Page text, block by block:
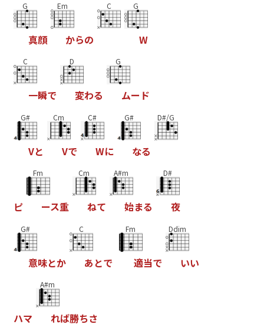
G
真顔
Em
からの
C G
W
C
一瞬で
D
変わる
G
ムー ド
G#
Vと
Cm
Vで
C#
Wに
G#
なる
D#/G
ピ
Fm
ース重
Cm
ねて
A#m
始まる
D#
夜
G#
意味とか
C
あ とで
Fm
適当で
Ddim
いい
ハマ
A#m
れば勝ちさ